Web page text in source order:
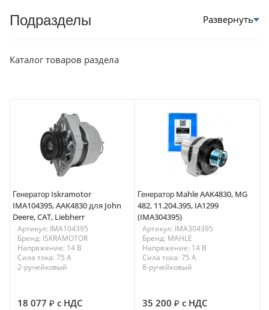
Подразделы
Каталог товаров раздела
Генератор Iskramotor
IMA104395, AAK4830 для John
Deere, CAT, Liebherr
Артикул: IMA104395
Бренд: ISKRAMOTOR
Напряжение: 14 В
Сила тока: 75 A
2-ручейковый
18 077 с НДС
Генератор Mahle AAK4830, MG
482, 11.204.395, IA1299
(IMA304395)
Артикул: IMA304395
Бренд: MAHLE
Напряжение: 14 В
Сила тока: 75 A
8-ручейковый
35 200 с НДС